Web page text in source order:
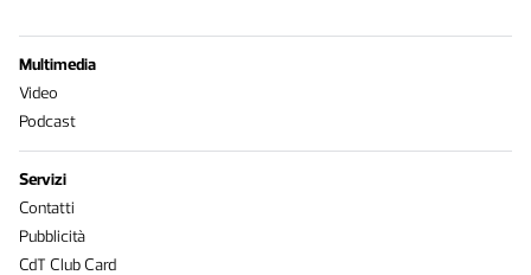
Multimedia
Video
Podcast
Servizi
Contatti
Pubblicità
CdT Club Card